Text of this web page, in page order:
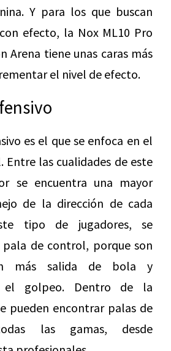
Y para los que buscan
efecto, la Nox ML10 Pro
Arena tiene unas caras más
el nivel de efecto.
es el que se enfoca en el
Entre las cualidades de este
se encuentra una mayor
de la dirección de cada
tipo de jugadores, se
pala de control, porque son
más salida de bola y
el golpeo. Dentro de la
pueden encontrar palas de
las gamas, desde